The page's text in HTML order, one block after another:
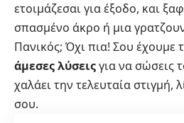
ετοιμάζεσαι για έξοδο, και
σπασμένο άκρο ή μια
Πανικός; Όχι πια! Σου έχουμε
άμεσες λύσειςγια να σώσεις
χαλάει την τελευταία στιγμή,
σου.